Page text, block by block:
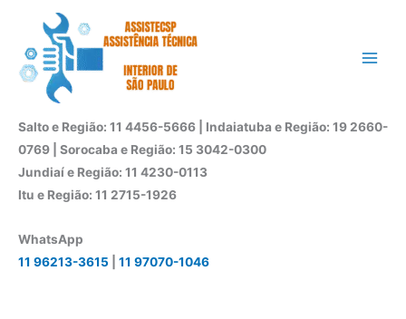
conteúdo
Salto e Região: 11 4456-5666 | Indaiatuba e Região: 19 2660-
0769 | Sorocaba e Região: 15 3042-0300
Jundiaí e Região: 11 4230-0113
Itu e Região: 11 2715-1926
WhatsApp
11 96213-3615
11 97070-1046